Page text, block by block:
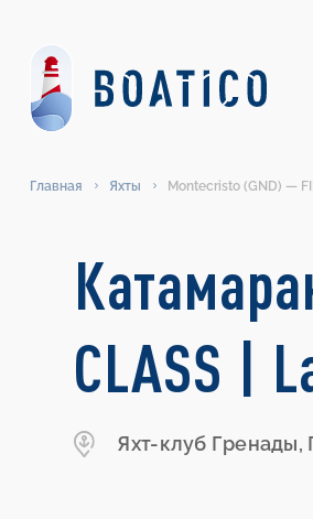
Главная Яхты Montecristo (GND) —
CLASS |
Яхт-клуб Гренады,